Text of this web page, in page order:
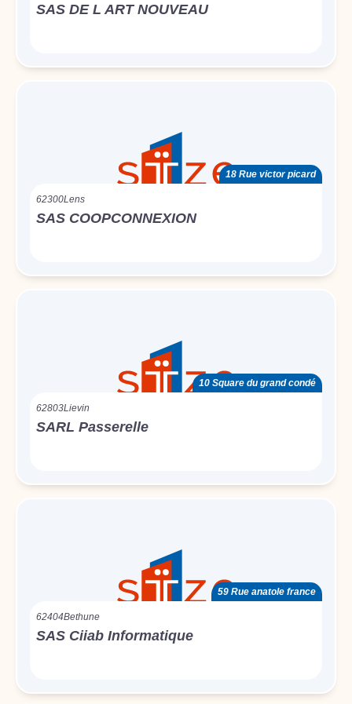
SAS DE L ART NOUVEAU
18 Rue victor picard
62300Lens
SAS COOPCONNEXION
10 Square du grand condé
62803Lievin
SARL Passerelle
59 Rue anatole france
62404Bethune
SAS Ciiab Informatique